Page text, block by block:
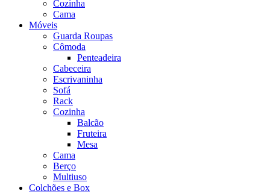
Cozinha
Cama
Móveis
Guarda Roupas
Cômoda
Penteadeira
Cabeceira
Escrivaninha
Sofá
Rack
Cozinha
Balcão
Fruteira
Mesa
Cama
Berço
Multiuso
Colchões e Box